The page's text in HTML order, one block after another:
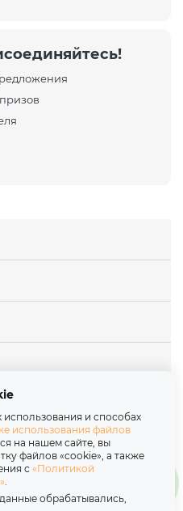
и способах
использования файлов
на нашем сайте, вы
файлов «cookie», а также
с «Политикой
.
обрабатывались,